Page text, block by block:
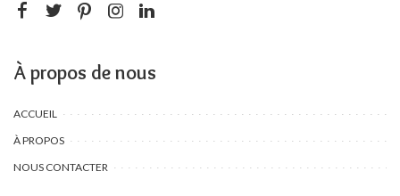
À propos de nous
ACCUEIL
À PROPOS
NOUS CONTACTER